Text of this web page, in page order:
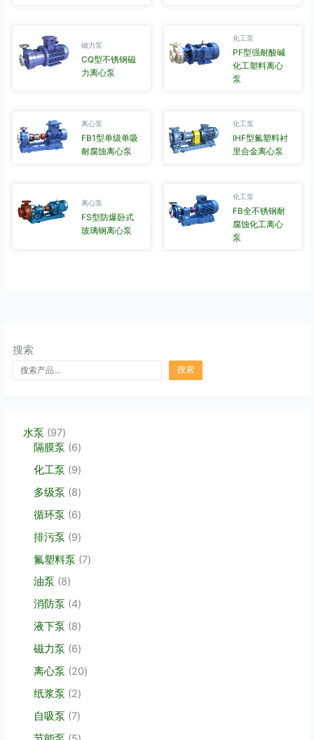
磁力泵
CQ型不锈钢磁
力离心泵
化工泵
PF型强耐酸碱
化工塑料离心
泵
离心泵
FB1型单级单吸
耐腐蚀离心泵
化工泵
IHF型氟塑料衬
里合金离心泵
离心泵
FS型防爆卧式
玻璃钢离心泵
化工泵
FB全不锈钢耐
腐蚀化工离心
泵
搜索
搜索
水泵 979
7
产
品
隔膜泵 66
产
品
化工泵 99
产
品
多级泵 88
产
品
循环泵 66
产
品
排污泵 99
产
氟塑料泵 77
油泵 88
产
品
消防泵 44
产
品
液下泵 88
产
品
磁力泵 66
产
品
离心泵 202
纸浆泵 22
产
品
自吸泵 77